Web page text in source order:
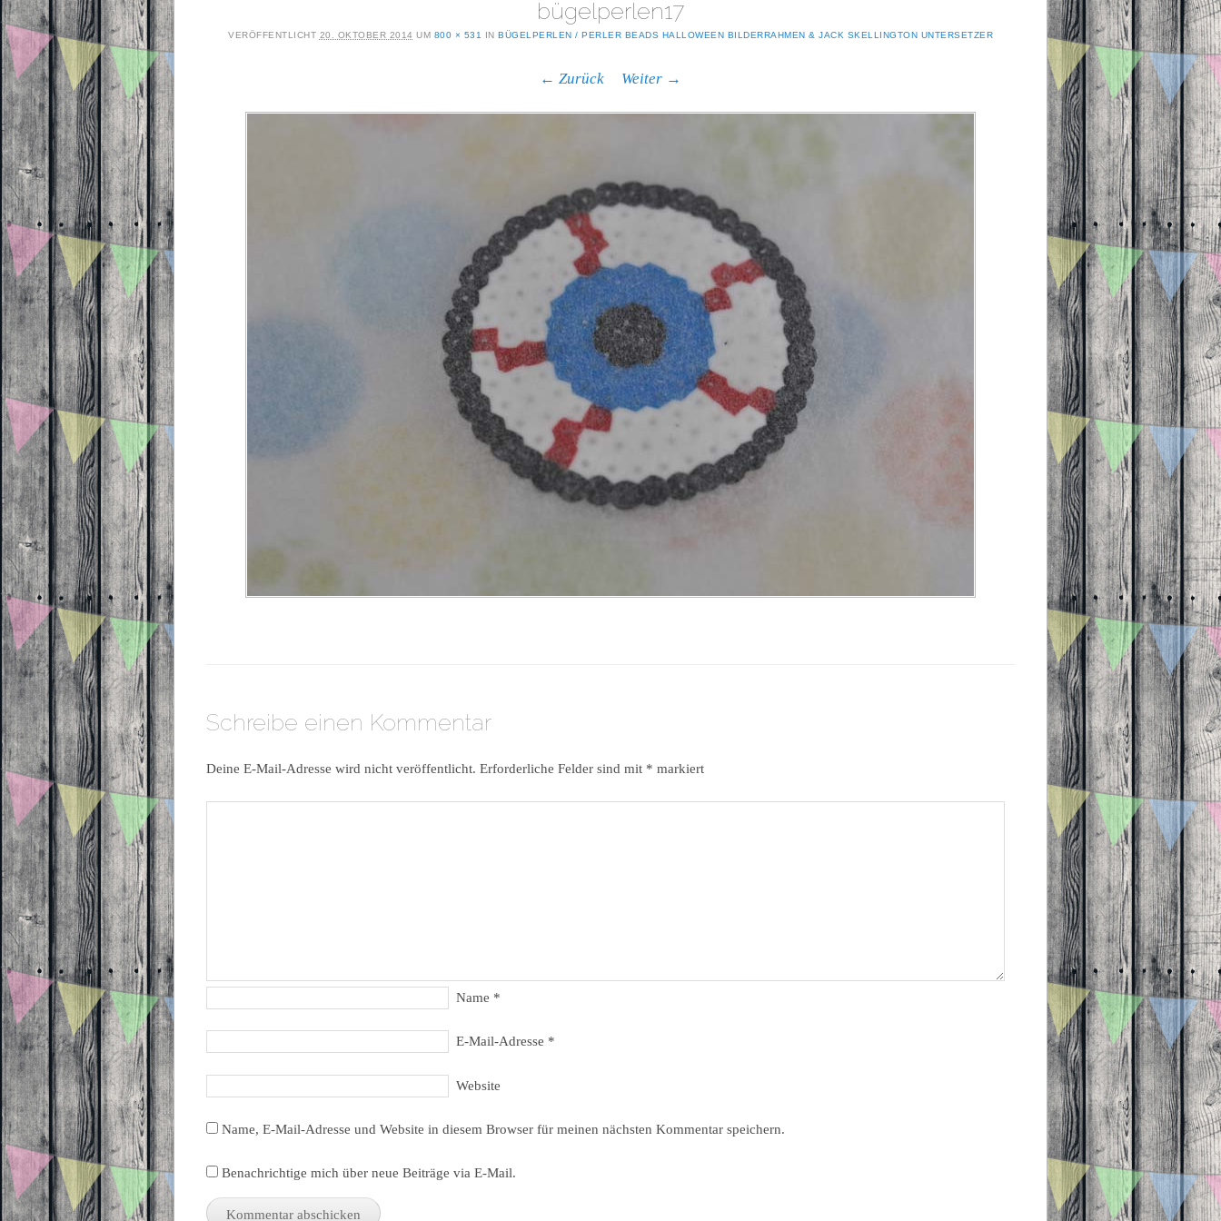
bügelperlen17
VERÖFFENTLICHT 20. OKTOBER 2014 UM 800 × 531 IN BÜGELPERLEN / PERLER BEADS HALLOWEEN BILDERRAHMEN & JACK SKELLINGTON UNTERSETZER
← Zurück Weiter →
Schreibe einen Kommentar
Deine E-Mail-Adresse wird nicht veröffentlicht. Erforderliche Felder sind mit * markiert
Name *
E-Mail-Adresse *
Website
Name, E-Mail-Adresse und Website in diesem Browser für meinen nächsten Kommentar speichern.
Benachrichtige mich über neue Beiträge via E-Mail.